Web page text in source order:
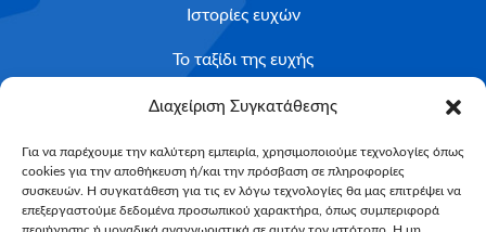
Διαχείριση Συγκατάθεσης
Για να παρέχουμε την καλύτερη εμπειρία, χρησιμοποιούμε τεχνολογίες όπως
cookies για την αποθήκευση ή/και την πρόσβαση σε πληροφορίες
συσκευών. Η συγκατάθεση για τις εν λόγω τεχνολογίες θα μας επιτρέψει να
επεξεργαστούμε δεδομένα προσωπικού χαρακτήρα, όπως συμπεριφορά
Ιστορίες ευχών
Το ταξίδι της ευχής
Κριτήρια Καταλληλότητας
Υποβολή Αιτήματος
NEWSLETTER
Email*